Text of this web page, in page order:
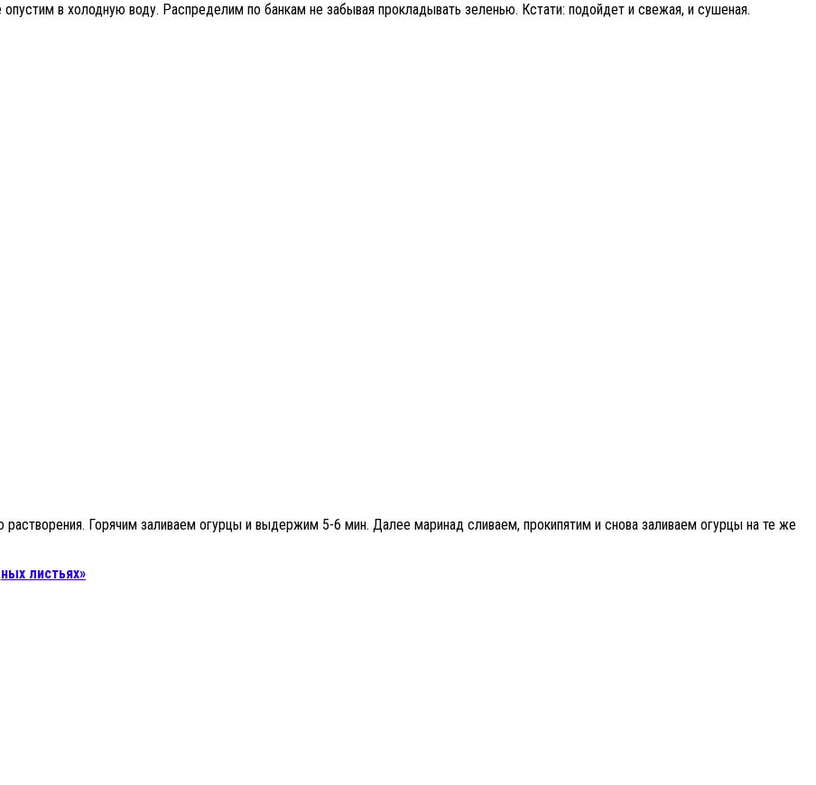
в холодную воду. Распределим по банкам не забывая прокладывать зеленью. Кстати: подойдет и свежая, и сушеная.
Горячим заливаем огурцы и выдержим 5-6 мин. Далее маринад сливаем, прокипятим и снова заливаем огурцы на те же
листьях»